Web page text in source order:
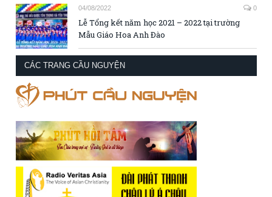
04/08/2022 0
Lễ Tổng kết năm học 2021 – 2022 tại trường
Mẫu Giáo Hoa Anh Đào
CÁC TRANG CẦU NGUYỆN